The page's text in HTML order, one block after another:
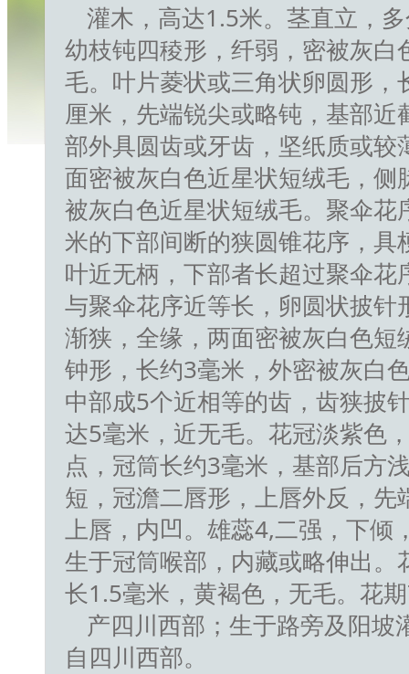
灌木，高达1.5米。茎直立，
幼枝钝四稜形，纤弱，密被灰
毛。叶片菱状或三角状卵圆形
厘米，先端锐尖或略钝，基部
部外具圆齿或牙齿，坚纸质或
面密被灰白色近星状短绒毛，
被灰白色近星状短绒毛。聚伞
米的下部间断的狭圆锥花序，
叶近无柄，下部者长超过聚伞
与聚伞花序近等长，卵圆状披
渐狭，全缘，两面密被灰白色
钟形，长约3毫米，外密被灰白
中部成5个近相等的齿，齿狭披
达5毫米，近无毛。花冠淡紫色
点，冠筒长约3毫米，基部后方
短，冠澹二唇形，上唇外反，
上唇，内凹。雄蕊4,二强，下倾
生于冠筒喉部，内藏或略伸出
长1.5毫米，黄褐色，无毛。花
产四川西部；生于路旁及阳
自四川西部。